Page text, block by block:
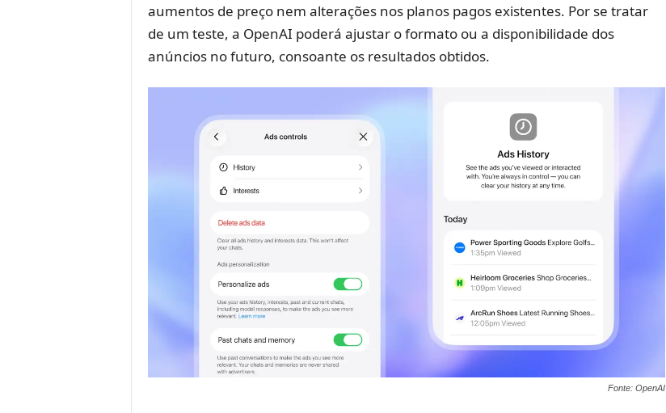
aumentos de preço nem alterações nos planos pagos existentes. Por se tratar
de um teste, a OpenAI poderá ajustar o formato ou a disponibilidade dos
anúncios no futuro, consoante os resultados obtidos.
Fonte: OpenAI